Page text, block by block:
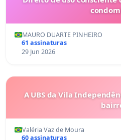
MAURO DUARTE PINHEIRO
61 assinaturas
29 Jun 2026
A UBS da Vila
Valéria Vaz de Moura
60 assinaturas